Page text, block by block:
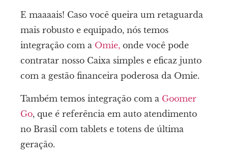
E maaaais! Caso você queira um retaguarda
mais robusto e equipado, nós temos
integração com a Omie, onde você pode
contratar nosso Caixa simples e eficaz junto
com a gestão financeira poderosa da Omie.
Também temos integração com a Goomer
Go, que é referência em auto atendimento
no Brasil com tablets e totens de última
geração.